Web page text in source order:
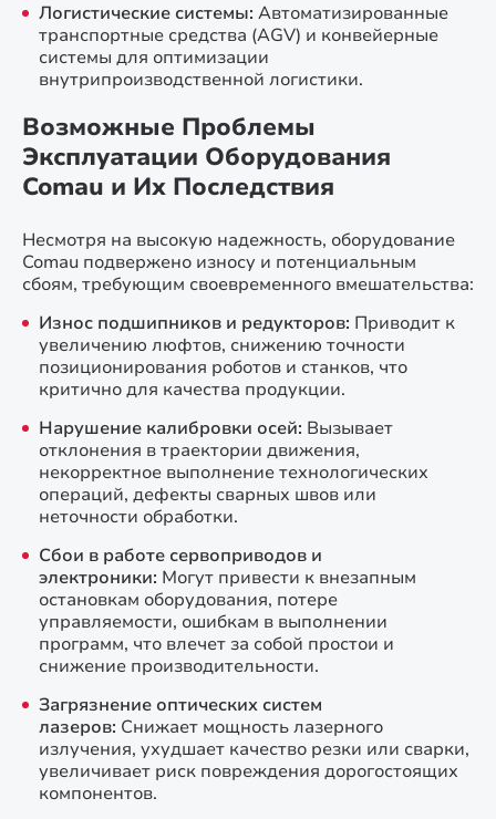
Логистические системы: Автоматизированные
транспортные средства (AGV) и конвейерные
системы для оптимизации
внутрипроизводственной логистики.
Возможные Проблемы
Эксплуатации Оборудования
Comau и Их Последствия
Несмотря на высокую надежность, оборудование
Comau подвержено износу и потенциальным
сбоям, требующим своевременного вмешательства:
Износ подшипников и редукторов: Приводит к
увеличению люфтов, снижению точности
позиционирования роботов и станков, что
критично для качества продукции.
Нарушение калибровки осей: Вызывает
отклонения в траектории движения,
некорректное выполнение технологических
операций, дефекты сварных швов или
неточности обработки.
Сбои в работе сервоприводов и
электроники: Могут привести к внезапным
остановкам оборудования, потере
управляемости, ошибкам в выполнении
программ, что влечет за собой простои и
снижение производительности.
Загрязнение оптических систем
лазеров: Снижает мощность лазерного
излучения, ухудшает качество резки или сварки,
увеличивает риск повреждения дорогостоящих
компонентов.